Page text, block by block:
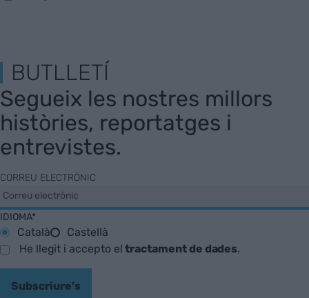
BUTLLETÍ
Segueix les nostres millors
històries, reportatges i
entrevistes.
CORREU ELECTRÒNIC
IDIOMA*
Català
Castellà
He llegit i accepto eltractament de dades.
Subscriure's